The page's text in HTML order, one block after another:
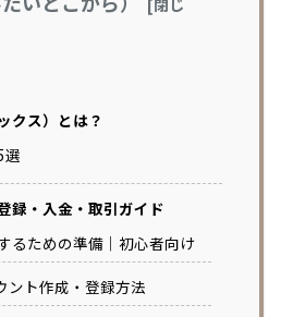
クス）とは？
選
録・入金・取引ガイド
るための準備｜初心者向け
ント作成・登録方法